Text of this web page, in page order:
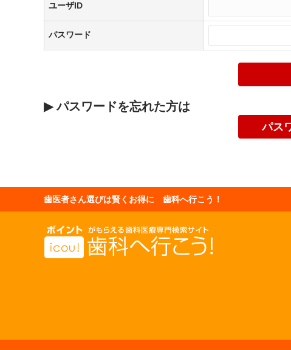
ユーザID
パスワード
▶ パスワードを忘れた方は
歯医者さん選びは賢くお得に 歯科へ行こう！